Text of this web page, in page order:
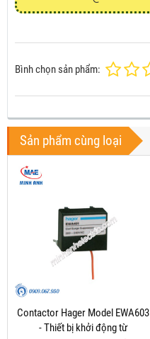
Bình chọn sản phẩm:
Sản phẩm cùng loại
Contactor Hager Model EWA603
- Thiết bị khởi động từ